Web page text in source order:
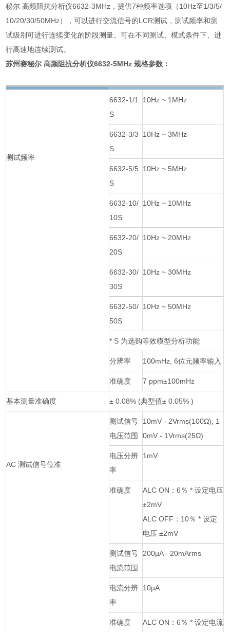
秘尔 高频阻抗分析仪6632-3MHz，提供7种频率选项（10Hz至1/3/5/
10/20/30/50MHz），可以进行交流信号的LCR测试，测试频率和测
试级别可进行连续变化的阶段测量。可在不同测试、模式条件下、进
行高速地连续测试。
苏州赛秘尔 高频阻抗分析仪6632-5MHz 规格参数：
测试频率
6632-1/1
S
10Hz ~ 1MHz
6632-3/3
S
10Hz ~ 3MHz
6632-5/5
S
10Hz ~ 5MHz
6632-10/
10S
10Hz ~ 10MHz
6632-20/
20S
10Hz ~ 20MHz
6632-30/
30S
10Hz ~ 30MHz
6632-50/
50S
10Hz ~ 50MHz
* S 为选购等效模型分析功能
分辨率 100mHz, 6位元频率输入
准确度 7 ppm±100mHz
基本测量准确度 ± 0.08% (典型值± 0.05% )
AC 测试信号位准
测试信号
电压范围
10mV - 2Vrms(100Ω), 1
0mV - 1Vrms(25Ω)
电压分辨
率
1mV
准确度
ALC ON：6％ * 设定电压
±2mV
ALC OFF：10％ * 设定
电压 ±2mV
测试信号
电流范围
200µA - 20mArms
电流分辨
率
10µA
准确度 ALC ON：6％ * 设定电流